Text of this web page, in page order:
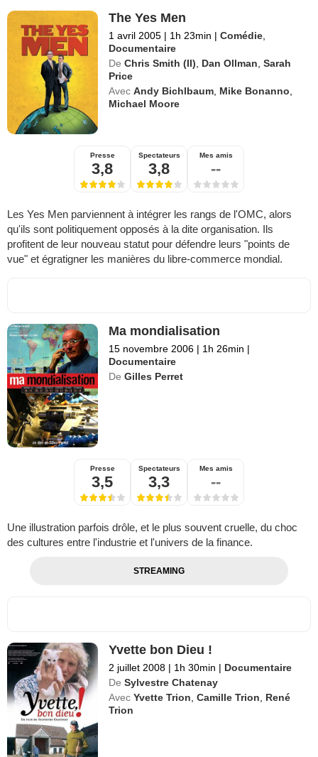
The Yes Men
1 avril 2005 | 1h 23min | Comédie,
Documentaire
De Chris Smith (II), Dan Ollman,Sarah
Price
Avec Andy Bichlbaum, Mike Bonanno,
Michael Moore
Presse
3,8
Spectateurs
3,8
Mes amis
--
Les Yes Men parviennent à intégrer les rangs de l'OMC, alors
qu'ils sont politiquement opposés à la dite organisation. Ils
profitent de leur nouveau statut pour défendre leurs "points de
vue" et égratigner les manières du libre-commerce mondial.
Ma mondialisation
15 novembre 2006 | 1h 26min |
Documentaire
De Gilles Perret
Presse
3,5
Spectateurs
3,3
Mes amis
--
Une illustration parfois drôle, et le plus souvent cruelle, du choc
des cultures entre l'industrie et l'univers de la finance.
STREAMING
Yvette bon Dieu !
2 juillet 2008 | 1h 30min | Documentaire
De Sylvestre Chatenay
Avec Yvette Trion,Camille Trion, René
Trion